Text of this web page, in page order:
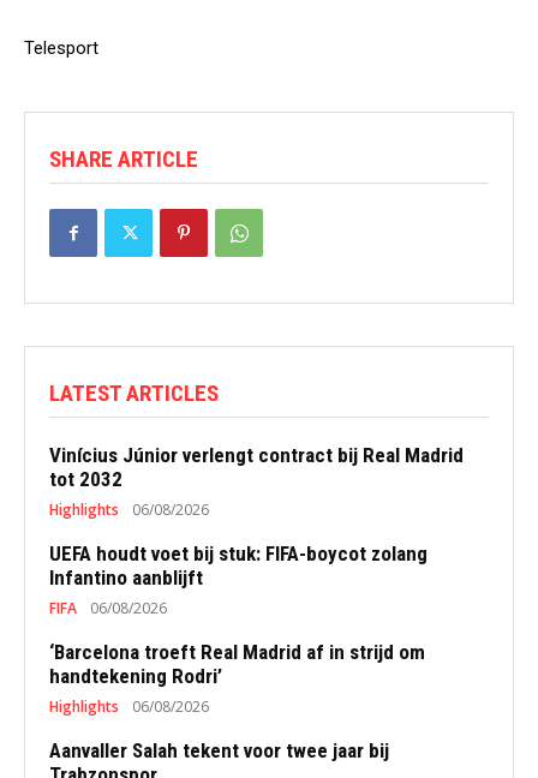
Telesport
SHARE ARTICLE
LATEST ARTICLES
Vinícius Júnior verlengt contract bij Real Madrid
tot 2032
Highlights 06/08/2026
UEFA houdt voet bij stuk: FIFA-boycot zolang
Infantino aanblijft
FIFA 06/08/2026
‘Barcelona troeft Real Madrid af in strijd om
handtekening Rodri’
Highlights 06/08/2026
Aanvaller Salah tekent voor twee jaar bij